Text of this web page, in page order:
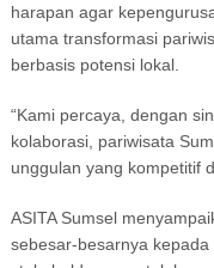
harapan agar
utama transformasi
berbasis potensi lokal.
“Kami percaya, dengan
kolaborasi, pariwisata
unggulan yang kompetitif
ASITA Sumsel
sebesar-besarnya